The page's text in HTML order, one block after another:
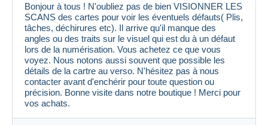
Bonjour à tous ! N'oubliez pas de bien VISIONNER LES
SCANS des cartes pour voir les éventuels défauts( Plis,
tâches, déchirures etc). Il arrive qu'il manque des
angles ou des traits sur le visuel qui est du à un défaut
lors de la numérisation. Vous achetez ce que vous
voyez. Nous notons aussi souvent que possible les
détails de la cartre au verso. N'hésitez pas à nous
contacter avant d'enchérir pour toute question ou
précision. Bonne visite dans notre boutique ! Merci pour
vos achats.